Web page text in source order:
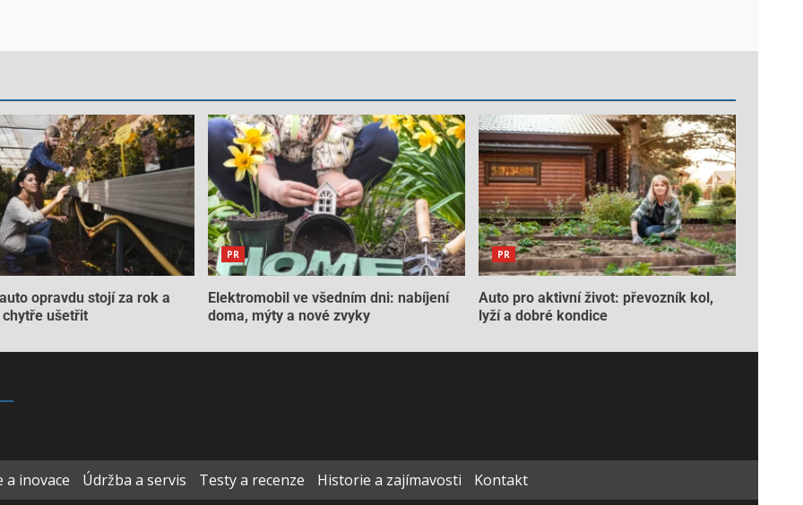
opravdu stojí za rok a
chytře ušetřit
PR
Elektromobil ve všedním dni: nabíjení
doma, mýty a nové zvyky
PR
Auto pro aktivní život: převozník kol,
lyží a dobré kondice
a inovace Údržba a servis Testy a recenze Historie a zajímavosti Kontakt